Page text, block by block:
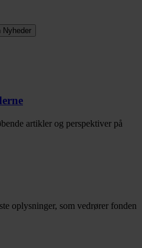
Nyheder
artikler og perspektiver på
oplysninger, som vedrører fonden